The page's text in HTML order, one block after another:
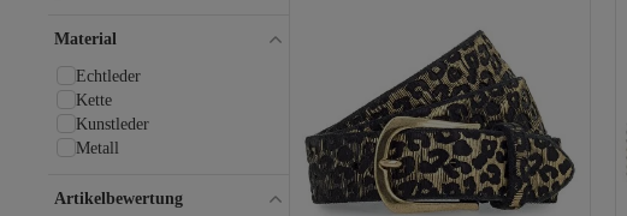
Material
Echtleder
Kette
Kunstleder
Metall
Artikelbewertung